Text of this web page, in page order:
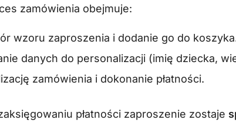
zamówienia obejmuje:
wzoru zaproszenia i dodanie go do
danych do personalizacji (imię dziecka,
zamówienia i dokonanie płatności.
płatności zaproszenie zostaje